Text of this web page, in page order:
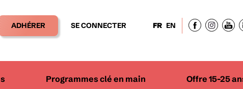
ADHÉRER SE CONNECTER FR EN
Programmes clé en main Offre 15-25